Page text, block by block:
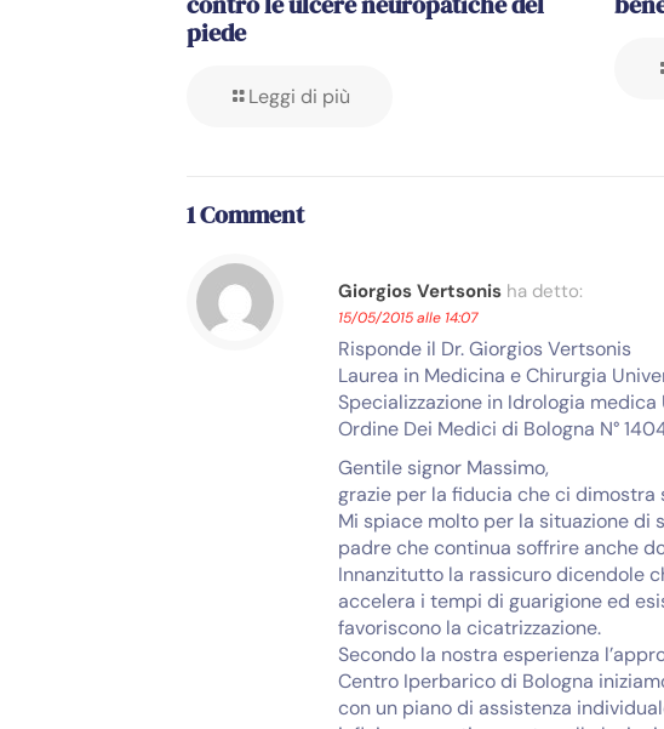
piede
Leggi di più
1 Comment
Giorgios Vertsonis ha detto:
15/05/2015 alle 14:07
Risponde il Dr. Giorgios Vertsonis
Laurea in Medicina e Chirurgia
Specializzazione in Idrologia
Ordine Dei Medici di Bologna N°
Gentile signor Massimo,
grazie per la fiducia che ci dimostra
Mi spiace molto per la situazione di
padre che continua soffrire anche
Innanzitutto la rassicuro dicendole
accelera i tempi di guarigione ed
favoriscono la cicatrizzazione.
Secondo la nostra esperienza
Centro Iperbarico di Bologna
con un piano di assistenza